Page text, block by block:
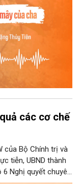
các cơ chế
của Bộ Chính trị và
tiễn, UBND thành
6 Nghị quyết chuyên